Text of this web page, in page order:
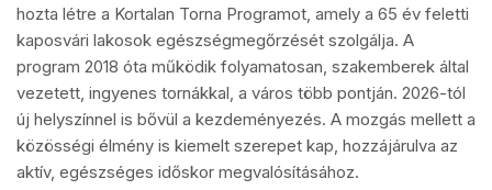
hozta létre a Kortalan Torna Programot, amely a 65 év feletti
kaposvári lakosok egészségmegőrzését szolgálja. A
program 2018 óta működik folyamatosan, szakemberek által
vezetett, ingyenes tornákkal, a város több pontján. 2026-tól
új helyszínnel is bővül a kezdeményezés. A mozgás mellett a
közösségi élmény is kiemelt szerepet kap, hozzájárulva az
aktív, egészséges időskor megvalósításához.